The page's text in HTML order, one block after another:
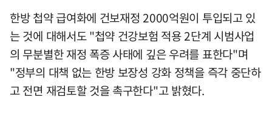
한방 첩약 급여화에 건보재정 2000억원이 투입되고 있
는 것에 대해서도 "첩약 건강보험 적용 2단계 시범사업
의 무분별한 재정 폭증 사태에 깊은 우려를 표한다"며
"정부의 대책 없는 한방 보장성 강화 정책을 즉각 중단하
고 전면 재검토할 것을 촉구한다"고 밝혔다.